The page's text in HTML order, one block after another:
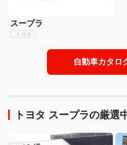
スープラ
トヨタ
自動車カタロ
トヨタ スープラの厳選